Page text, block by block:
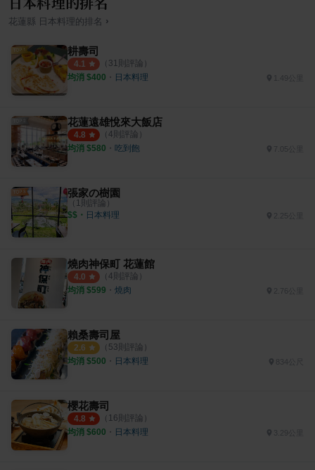
花蓮縣 日本料理的排名 ›
耕壽司
4.1 （ 31則評論）
均消 $400 ・ 日本料理 1.49公里
花蓮遠雄悅來大飯店
4.8 （ 4則評論）
均消 $580 ・ 吃到飽 7.05公里
張家の樹園
（ 1則評論）
$$ ・ 日本料理 2.25公里
燒肉神保町 花蓮館
4.0 （ 4則評論）
均消 $599 ・ 燒肉
賴桑壽司屋
2.6 （ 53則評論）
均消 $500 ・ 日本料理 834公尺
櫻花壽司
4.8 （ 16則評論）
均消 $600 ・ 日本料理